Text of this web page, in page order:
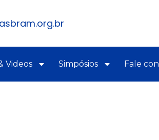
Videos Simpósios Fale